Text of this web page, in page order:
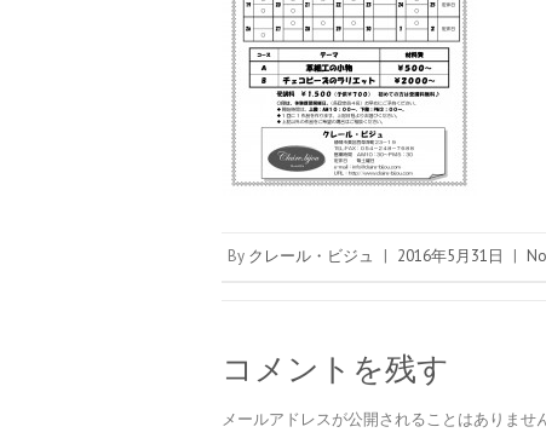
By クレール・ビジュ | 2016年5月31日 |
コメントを残す
メールアドレスが公開されることはありません